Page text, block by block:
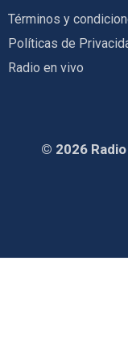
Términos y
Políticas de
Radio en vivo
© 2026